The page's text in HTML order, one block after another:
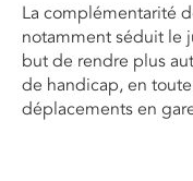
La complémentarité
notamment séduit le
but de rendre plus
de handicap, en
déplacements en